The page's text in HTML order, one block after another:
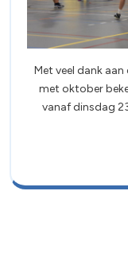
Met veel dank aan de TC is ook het zaalrooster tot en
met oktober
vanaf dinsdag